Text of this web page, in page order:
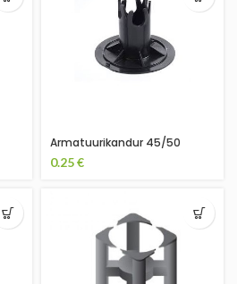
Armatuurikandur 45/50
0.25€